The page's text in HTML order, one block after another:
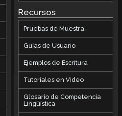
Recursos
Pruebas de Muestra
Guías de Usuario
Ejemplos de Escritura
Tutoriales en Video
Glosario de Competencia
Lingüística